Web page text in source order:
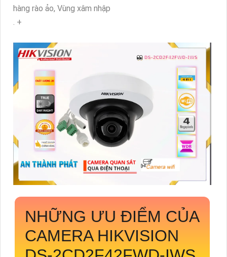
hàng rào ảo, Vùng xâm nhập
. +
NHỮNG ƯU ĐIỂM CỦA
CAMERA HIKVISION